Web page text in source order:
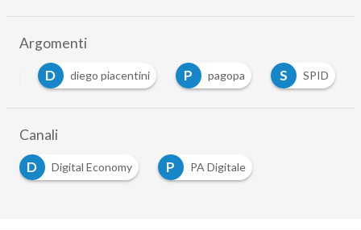
Argomenti
C comuni D diego piacentini P pagopa
Canali
D
Digital Economy P PA Digitale